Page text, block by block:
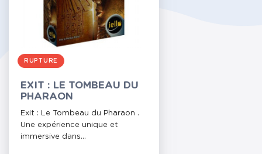
RUPTURE
EXIT : LE TOMBEAU DU
PHARAON
Exit : Le Tombeau du Pharaon .
Une expérience unique et
immersive dans...